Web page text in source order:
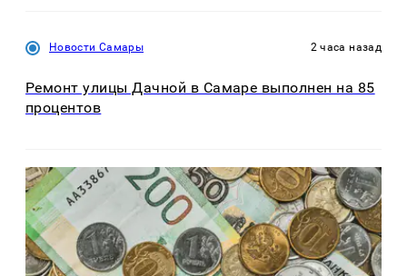
Новости Самары 2 часа назад
Ремонт улицы Дачной в Самаре выполнен на 85
процентов